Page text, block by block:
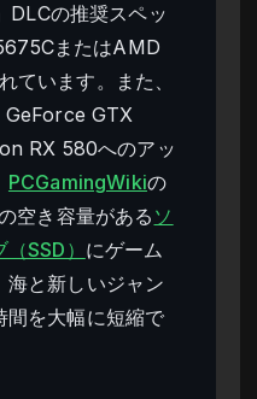
DLCの推奨スペッ
またはAMD
ています。また、
GTX
RX 580へのアッ
PCGamingWikiの
空き容量がある ソ
SSD） にゲーム
海と新しいジャン
間を大幅に短縮で